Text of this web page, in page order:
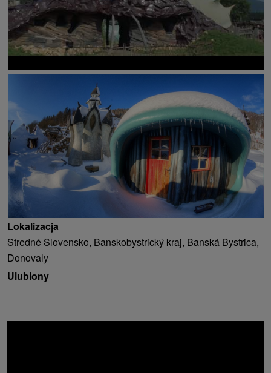
Lokalizacja
Stredné Slovensko, Banskobystrický kraj, Banská Bystrica,
Donovaly
Ulubiony